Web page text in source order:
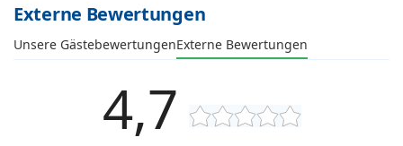
Externe Bewertungen
Unsere GästebewertungenExterne Bewertungen
4,7